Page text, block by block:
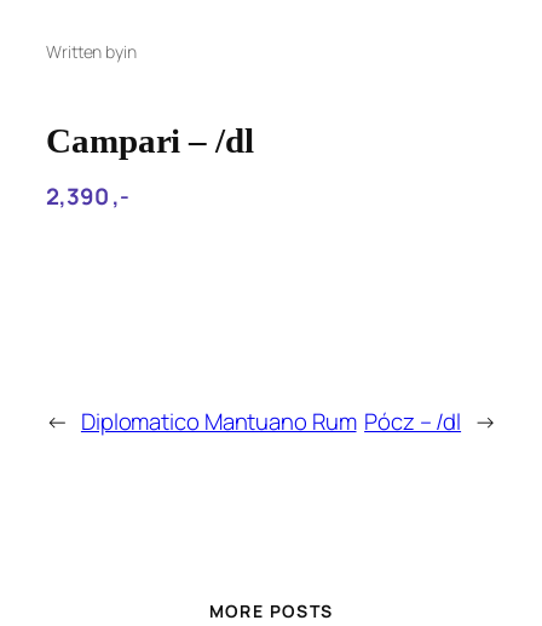
Written byin
Campari – /dl
2,390‎ ,-
← Diplomatico Mantuano Rum Pócz – /dl →
MORE POSTS